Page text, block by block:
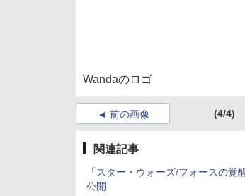
Wandaのロゴ
前の画像 (4/4)
関連記事
「スター・ウォーズ/フォースの覚
公開